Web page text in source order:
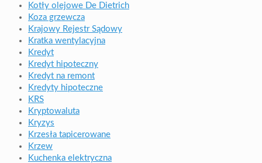
Kotły olejowe De Dietrich
Koza grzewcza
Krajowy Rejestr Sądowy
Kratka wentylacyjna
Kredyt
Kredyt hipoteczny
Kredyt na remont
Kredyty hipoteczne
KRS
Kryptowaluta
Kryzys
Krzesła tapicerowane
Krzew
Kuchenka elektryczna